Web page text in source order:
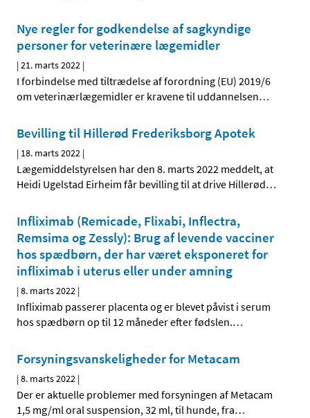
Nye regler for godkendelse af sagkyndige
personer for veterinære lægemidler
|21. marts 2022 |
I forbindelse med tiltrædelse af forordning (EU) 2019/6
om veterinærlægemidler er kravene til uddannelsen…
Bevilling til Hillerød Frederiksborg Apotek
| 18. marts 2022 |
Lægemiddelstyrelsen har den 8. marts 2022 meddelt, at
Heidi Ugelstad Eirheim får bevilling til at drive Hillerød…
Infliximab (Remicade, Flixabi, Inflectra,
Remsima og Zessly): Brug af levende vacciner
hos spædbørn, der har været eksponeret for
infliximab i uterus eller under amning
|8. marts 2022 |
Infliximab passerer placenta og er blevet påvist i serum
hos spædbørn op til 12 måneder efter fødslen.…
Forsyningsvanskeligheder for Metacam
|8. marts 2022 |
Der er aktuelle problemer med forsyningen af Metacam
1,5 mg/ml oral suspension, 32 ml, til hunde, fra…